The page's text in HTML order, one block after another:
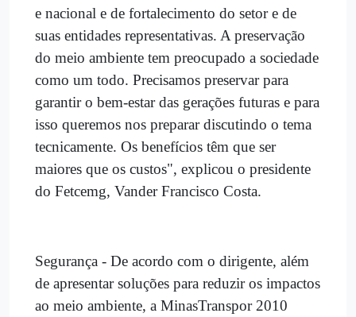
e nacional e de fortalecimento do setor e de
suas entidades representativas. A preservação
do meio ambiente tem preocupado a sociedade
como um todo. Precisamos preservar para
garantir o bem-estar das gerações futuras e para
isso queremos nos preparar discutindo o tema
tecnicamente. Os benefícios têm que ser
maiores que os custos", explicou o presidente
do Fetcemg, Vander Francisco Costa.
Segurança - De acordo com o dirigente, além
de apresentar soluções para reduzir os impactos
ao meio ambiente, a MinasTranspor 2010